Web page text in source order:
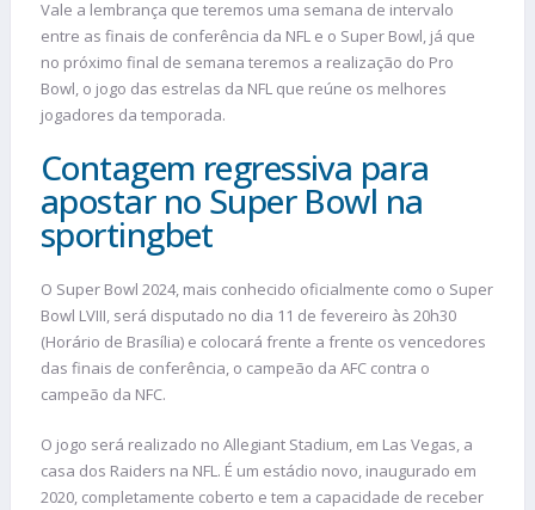
Vale a lembrança que teremos uma semana de intervalo
entre as finais de conferência da NFL e o Super Bowl, já que
no próximo final de semana teremos a realização do Pro
Bowl, o jogo das estrelas da NFL que reúne os melhores
jogadores da temporada.
Contagem regressiva para
apostar no Super Bowl na
sportingbet
O Super Bowl 2024, mais conhecido oficialmente como o Super
Bowl LVIII, será disputado no dia 11 de fevereiro às 20h30
(Horário de Brasília) e colocará frente a frente os vencedores
das finais de conferência, o campeão da AFC contra o
campeão da NFC.
O jogo será realizado no Allegiant Stadium, em Las Vegas, a
casa dos Raiders na NFL. É um estádio novo, inaugurado em
2020, completamente coberto e tem a capacidade de receber